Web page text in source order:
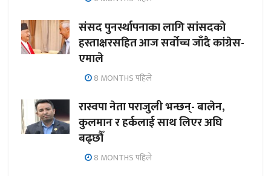
संसद पुनर्स्थापनाका लागि सांसदको
हस्ताक्षरसहित आज सर्वोच्च जाँदै कांग्रेस-
एमाले
8 MONTHS पहिले
रास्वपा नेता पराजुली भन्छन्- बालेन,
कुलमान र हर्कलाई साथ लिएर अघि
बढ्छौँ
8 MONTHS पहिले